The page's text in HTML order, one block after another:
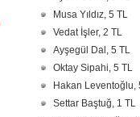
Musa Yıldız, 5 TL
Vedat İşler, 2 TL
Ayşegül Dal, 5 TL
Oktay Sipahi, 5 TL
Hakan Leventoğlu,
Settar Baştuğ, 1 TL